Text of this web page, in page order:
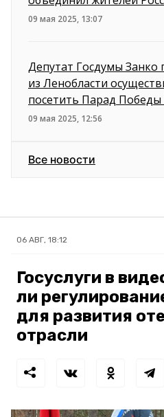
09 мая 2025, 13:07
Депутат Госдумы Занко
из Ленобласти
посетить Парад
09 мая 2025, 12:56
Все новости
06 АВГ, 18:12
Госуслуги в
ли
для развития
отрасли